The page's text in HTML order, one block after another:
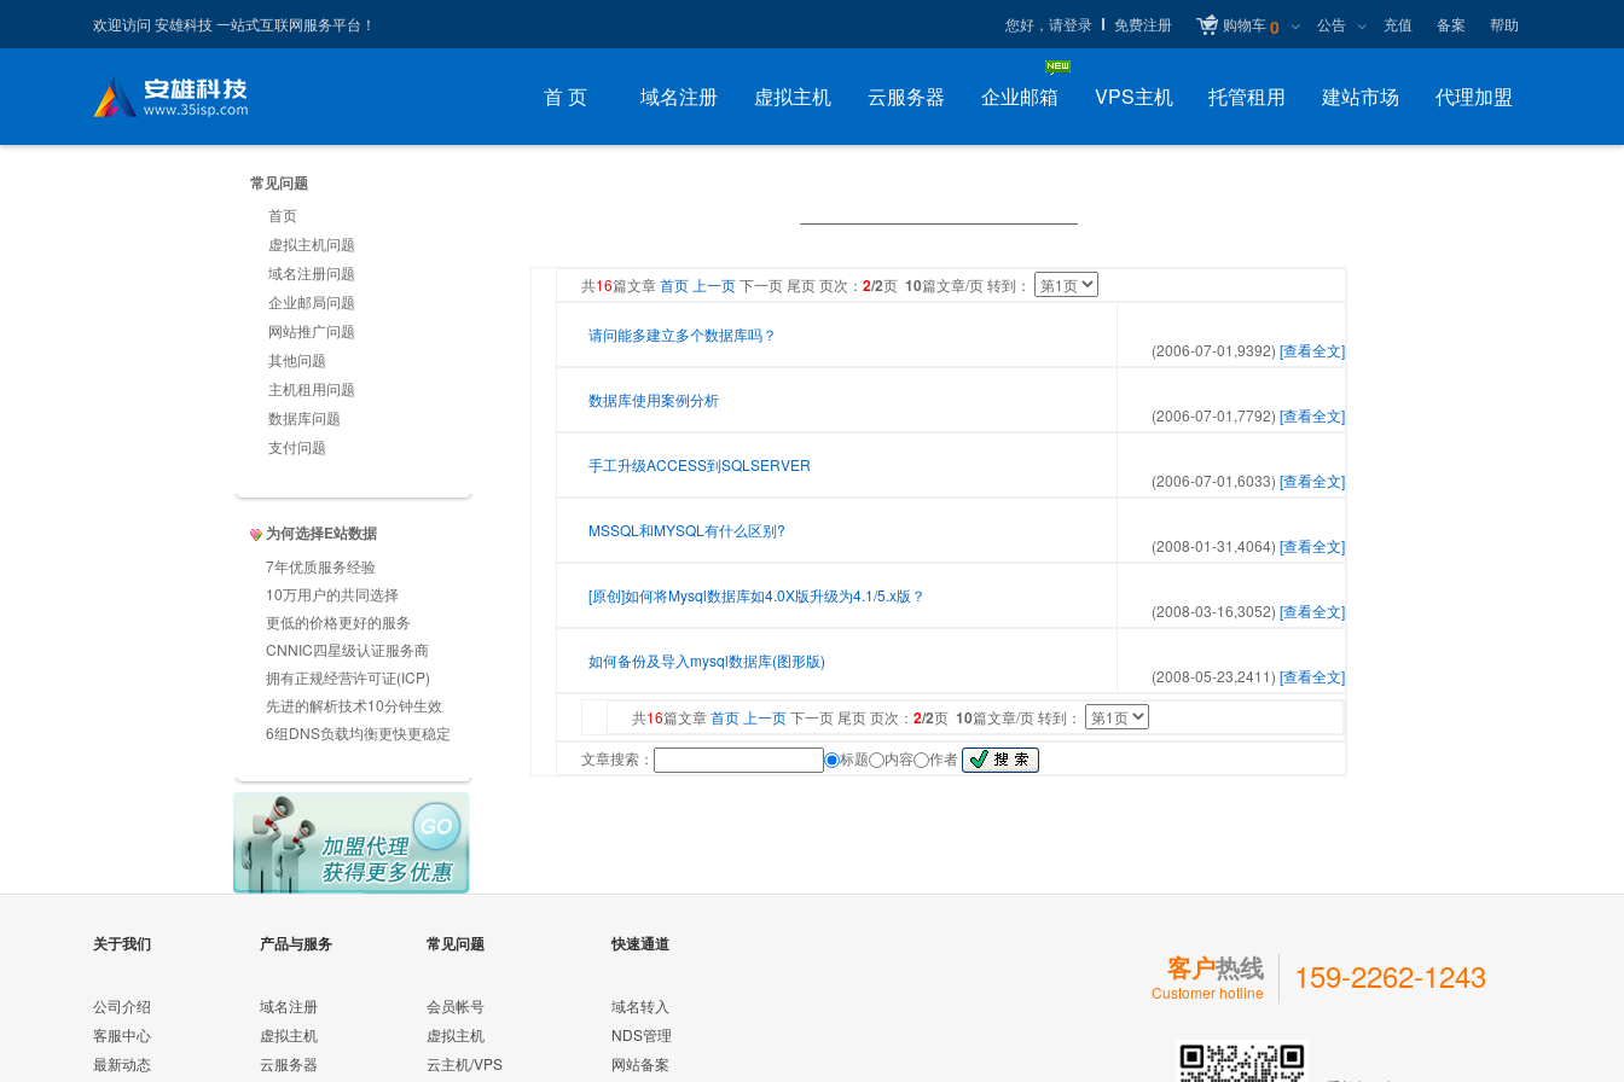
您好，请登录 免费注册 购物车0 公告 充值 备案 帮助
欢迎访问 安雄科技 一站式互联网服务平台！
首 页 域名注册 虚拟主机 云服务器 企业邮箱 VPS主机 托管租用 建站市场 代理加盟
常见问题
首页
虚拟主机问题
域名注册问题
企业邮局问题
网站推广问题
其他问题
主机租用问题
数据库问题
支付问题
为何选择E站数据
7年优质服务经验
10万用户的共同选择
更低的价格更好的服务
CNNIC四星级认证服务商
拥有正规经营许可证(ICP)
先进的解析技术10分钟生效
6组DNS负载均衡更快更稳定
共16篇文章首页 上一页下一页 尾页 页次： 2/2页 10篇文章/页 转到：
请问能多建立多个数据库吗？
(2006-07-01,9392) [查看全文]
数据库使用案例分析
(2006-07-01,7792) [查看全文]
手工升级ACCESS到SQLSERVER
(2006-07-01,6033) [查看全文]
MSSQL和MYSQL有什么区别?
(2008-01-31,4064) [查看全文]
[原创]如何将Mysql数据库如4.0X版升级为4.1/5.x版？
(2008-03-16,3052) [查看全文]
如何备份及导入mysql数据库(图形版)
(2008-05-23,2411) [查看全文]
共16篇文章首页 上一页下一页 尾页 页次： 2/2页 10篇文章/页 转到：
文章搜索：
标题 内容 作者
关于我们
公司介绍
客服中心
最新动态
产品与服务
域名注册
虚拟主机
云服务器
常见问题
会员帐号
虚拟主机
云主机/VPS
快速通道
域名转入
NDS管理
网站备案
客户热线
Customer hotline 159-2262-1243